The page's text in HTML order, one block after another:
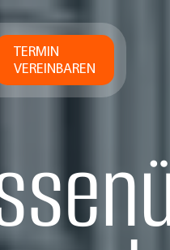
TERMIN
VEREINBAREN